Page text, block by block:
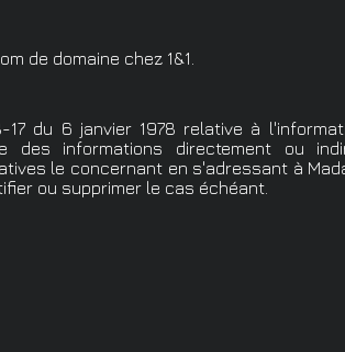
de domaine chez 1&1.
17 du 6 janvier 1978 relative à
informations directement ou
le concernant en s'adressant à
ou supprimer le cas échéant.